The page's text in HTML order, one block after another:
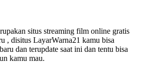
situs streaming film online gratis
, disitus LayarWarna21 kamu bisa
dan terupdate saat ini dan tentu bisa
kamu mau.